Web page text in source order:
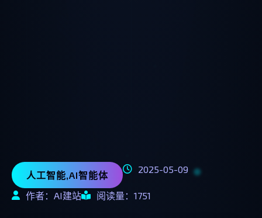
人工智能,AI智能体
2025-05-09
作者：AI建站 阅读量：1751